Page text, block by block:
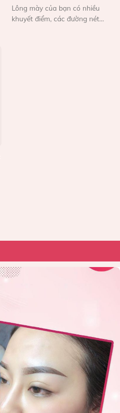
Lông mày của bạn có nhiều
khuyết điểm, các đường nét